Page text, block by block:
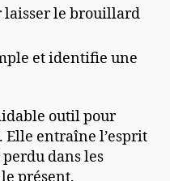
laisser le brouillard
et identifie une
outil pour
Elle entraîne l’esprit
dans les